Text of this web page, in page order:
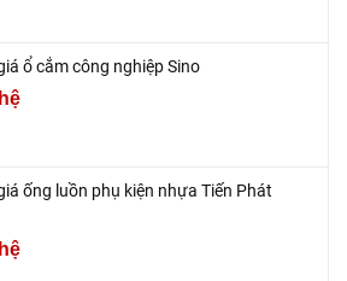
ổ cắm công nghiệp Sino
ống luồn phụ kiện nhựa Tiến Phát